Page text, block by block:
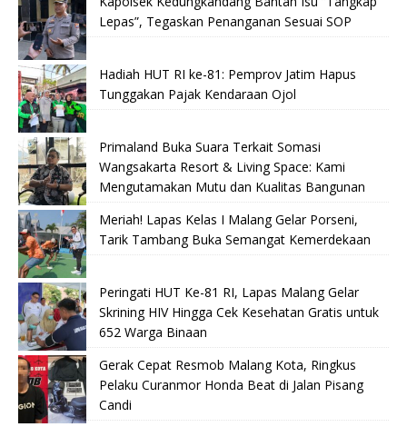
Lepas”, Tegaskan Penanganan Sesuai SOP
Hadiah HUT RI ke-81: Pemprov Jatim Hapus
Tunggakan Pajak Kendaraan Ojol
Primaland Buka Suara Terkait Somasi
Wangsakarta Resort & Living Space: Kami
Mengutamakan Mutu dan Kualitas Bangunan
Meriah! Lapas Kelas I Malang Gelar Porseni,
Tarik Tambang Buka Semangat Kemerdekaan
Peringati HUT Ke-81 RI, Lapas Malang Gelar
Skrining HIV Hingga Cek Kesehatan Gratis untuk
652 Warga Binaan
Gerak Cepat Resmob Malang Kota, Ringkus
Pelaku Curanmor Honda Beat di Jalan Pisang
Candi